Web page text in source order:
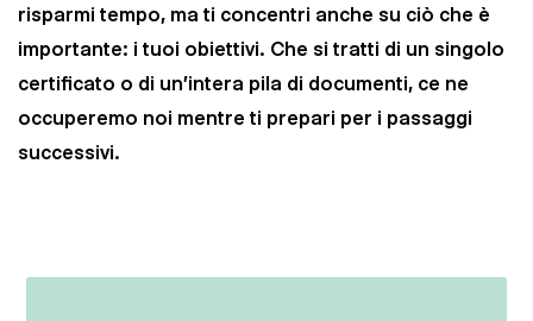
risparmi tempo, ma ti concentri anche su ciò che è
importante: i tuoi obiettivi. Che si tratti di un singolo
certificato o di un'intera pila di documenti, ce ne
occuperemo noi mentre ti prepari per i passaggi
successivi.